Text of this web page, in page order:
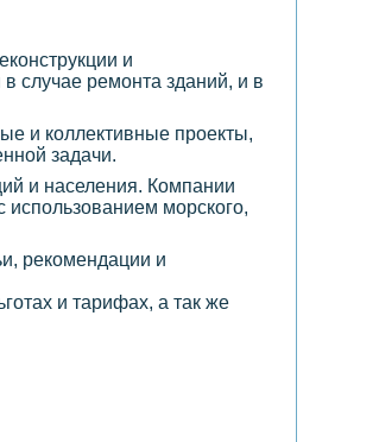
и
случае ремонта зданий, и в
и коллективные проекты,
задачи.
и населения. Компании
морского,
рекомендации и
и тарифах, а так же